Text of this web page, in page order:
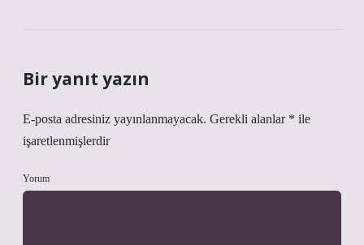
Bir yanıt yazın
E-posta adresiniz yayınlanmayacak. Gerekli alanlar * ile
işaretlenmişlerdir
Yorum